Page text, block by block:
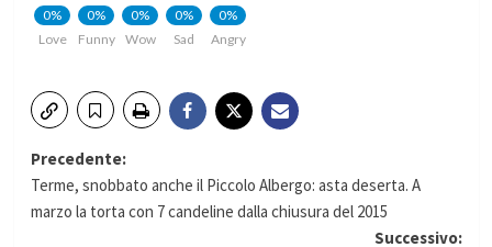
0%
Love
0%
Funny
0%
Wow
0%
Sad
0%
Angry
Navigazione
articolo
Precedente:
Terme, snobbato anche il Piccolo Albergo: asta deserta. A
marzo la torta con 7 candeline dalla chiusura del 2015
Successivo: